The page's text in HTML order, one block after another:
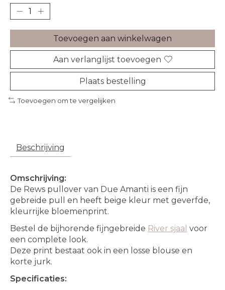
Toevoegen aan winkelwagen
Aan verlanglijst toevoegen
Plaats bestelling
Toevoegen om te vergelijken
Beschrijving
Omschrijving:
De Rews pullover van Due Amanti is een fijn
gebreide pull en heeft beige kleur met geverfde,
kleurrijke bloemenprint.
Bestel de bijhorende fijngebreide River sjaal voor
een complete look.
Deze print bestaat ook in een losse blouse en
korte jurk.
Specificaties: